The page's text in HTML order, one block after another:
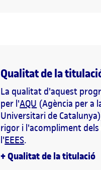
Qualitat de la
La qualitat d'aquest
per l'AQU (Agència per a
Universitari de
rigor i l'acompliment
l'EEES.
+Qualitat de la titulació